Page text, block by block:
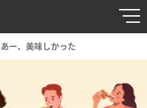
あー、美味しかった